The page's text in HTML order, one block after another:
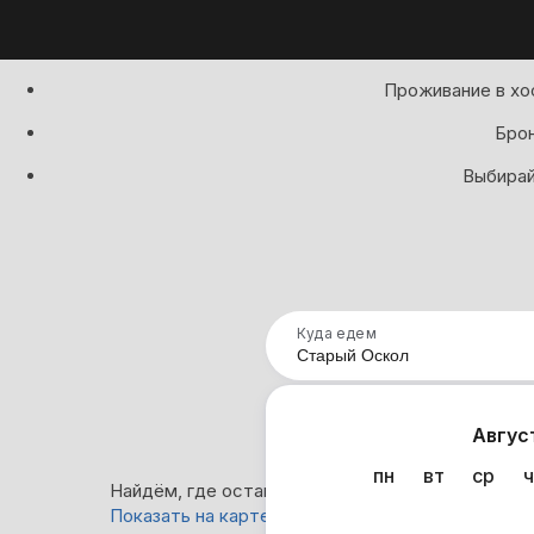
Проживание в
Куда едем
пн
вт ср
Найдём, где остановиться в Старом Осколе: 208
Показать на карте